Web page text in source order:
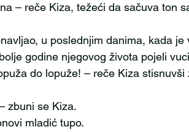
– reče Kiza, težeći da sačuva ton
godine njegovog života pojeli
lopuža do lopuže! – reče Kiza
– zbuni se Kiza.
ponovi mladić tupo.